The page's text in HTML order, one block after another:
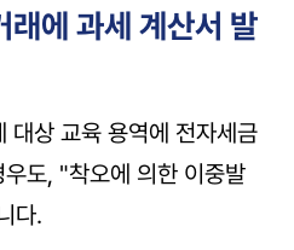
에 과세 계산서 발
대상 교육 용역에 전자세금
도, "착오에 의한 이중발
다.